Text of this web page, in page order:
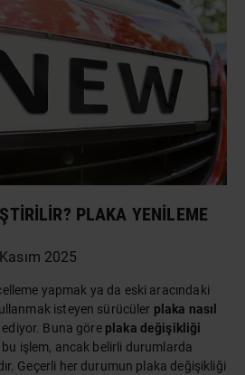
PLAKA YENILEME
2025
yapmak ya da eski aracındaki
isteyen sürücüler plaka nasıl
ediyor. Buna göre plaka değişikliği
bu işlem, ancak belirli durumlarda
Geçerli her durumun plaka değişikliği